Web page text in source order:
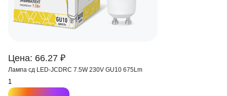
Цена: 66.27 ₽
Лампа сд LED-JCDRС 7.5W 230V GU10 675Lm